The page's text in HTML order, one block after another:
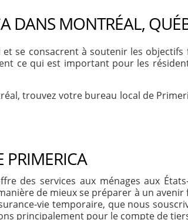
DANS MONTRÉAL,
se consacrent à soutenir les
ce qui est important pour les
trouvez votre bureau local de
PRIMERICA
des services aux ménages aux
de mieux se préparer à un
vie temporaire, que nous
principalement pour le compte de